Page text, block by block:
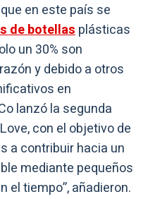
en este país se
de botellasplásticas
un 30% son
y debido a otros
en
lanzó la segunda
con el objetivo de
a contribuir hacia un
mediante pequeños
el tiempo”, añadieron.